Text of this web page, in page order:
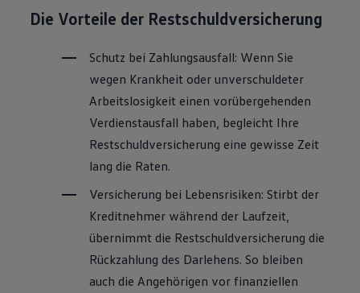
Die Vorteile der Restschuldversicherung
Schutz bei Zahlungsausfall: Wenn Sie
wegen Krankheit oder unverschuldeter
Arbeitslosigkeit einen vorübergehenden
Verdienstausfall haben, begleicht Ihre
Restschuldversicherung eine gewisse Zeit
lang die Raten.
Versicherung bei Lebensrisiken: Stirbt der
Kreditnehmer während der Laufzeit,
übernimmt die Restschuldversicherung die
Rückzahlung des Darlehens. So bleiben
auch die Angehörigen vor finanziellen